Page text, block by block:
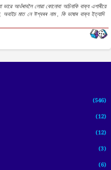
আওঁৰাবলৈ লোৱা কোনোবা অচিনাকি বাক্য এশাৰীয়ে
অবাইচ মাত নে ঈশ্বৰৰ নাম , কি ভাষাৰ বাক্য ইত্যাদি
(546)
(12)
(12)
(3)
(6)